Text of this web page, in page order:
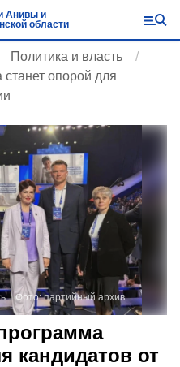
Анивы и
области
Политика и власть
опорой для
Фото:партийный архив
кандидатов от